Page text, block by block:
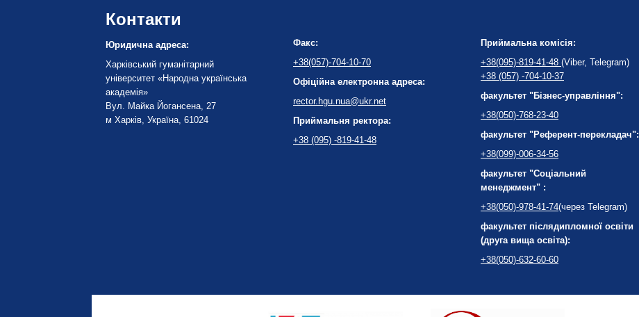
Контакти
Юридична адреса:
Харківський гуманітарний
університет «Народна українська
академія»
Вул. Майка Йогансена, 27
м Харків, Україна, 61024
Факс:
+38(057)-704-10-70
Офіційна електронна адреса:
rector.hgu.nua@ukr.net
Приймальня ректора:
+38 (095) -819-41-48
Приймальна комісія:
+38(095)-819-41-48 (Viber, Telegram)
+38 (057) -704-10-37
факультет "Бізнес-управління":
+38(050)-768-23-40
факультет "Референт-перекладач":
+38(099)-006-34-56
факультет "Соціальний
менеджмент" :
+38(050)-978-41-74(через Telegram)
факультет післядипломної освіти
(друга вища освіта):
+38(050)-632-60-60